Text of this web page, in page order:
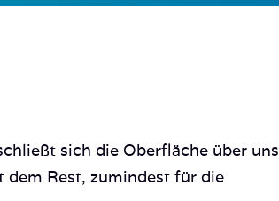
sich die Oberfläche über uns
dem Rest, zumindest für die